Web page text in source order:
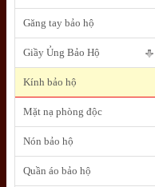
Găng tay bảo hộ
Giầy Ủng Bảo Hộ
Kính bảo hộ
Mặt nạ phòng độc
Nón bảo hộ
Quần áo bảo hộ